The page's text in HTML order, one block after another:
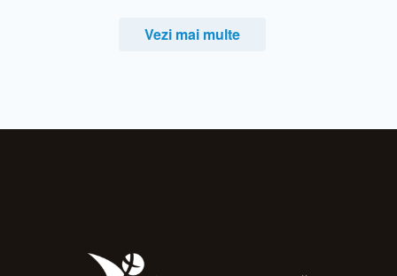
Vezi mai multe